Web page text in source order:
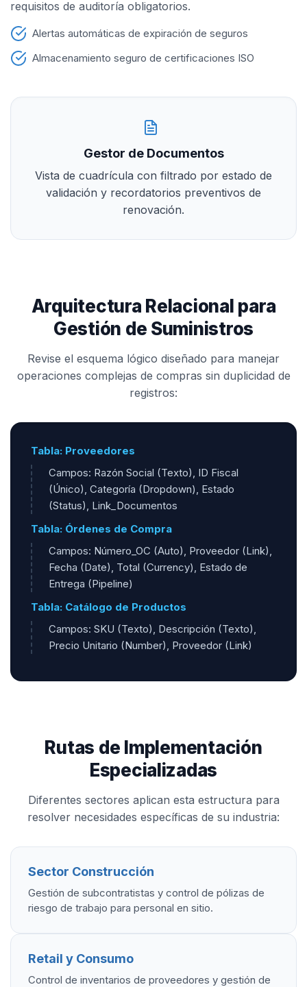
requisitos de auditoría obligatorios.
Alertas automáticas de expiración de seguros
Almacenamiento seguro de certificaciones ISO
Gestor de Documentos
Vista de cuadrícula con filtrado por estado de
validación y recordatorios preventivos de
renovación.
Arquitectura Relacional para
Gestión de Suministros
Revise el esquema lógico diseñado para manejar
operaciones complejas de compras sin duplicidad de
registros:
Tabla: Proveedores
Campos: Razón Social (Texto), ID Fiscal
(Único), Categoría (Dropdown), Estado
(Status), Link_Documentos
Tabla: Órdenes de Compra
Campos: Número_OC (Auto), Proveedor (Link),
Fecha (Date), Total (Currency), Estado de
Entrega (Pipeline)
Tabla: Catálogo de Productos
Campos: SKU (Texto), Descripción (Texto),
Precio Unitario (Number), Proveedor (Link)
Rutas de Implementación
Especializadas
Diferentes sectores aplican esta estructura para
resolver necesidades específicas de su industria:
Sector Construcción
Gestión de subcontratistas y control de pólizas de
riesgo de trabajo para personal en sitio.
Retail y Consumo
Control de inventarios de proveedores y gestión de